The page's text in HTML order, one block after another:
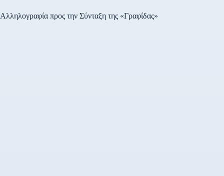
Αλληλογραφία προς την Σύνταξη της «Γραφίδας»